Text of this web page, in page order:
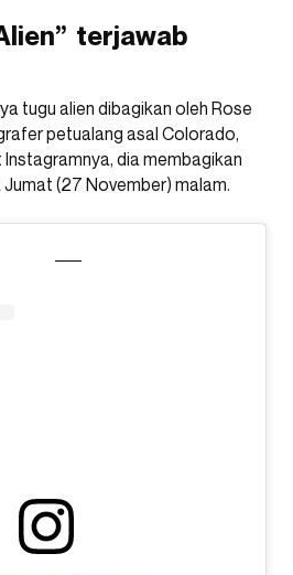
terjawab
tugu alien dibagikan oleh Rose
petualang asal Colorado,
dia membagikan
(27 November) malam.